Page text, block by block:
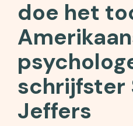
doe het
schrijfster
Jeffers